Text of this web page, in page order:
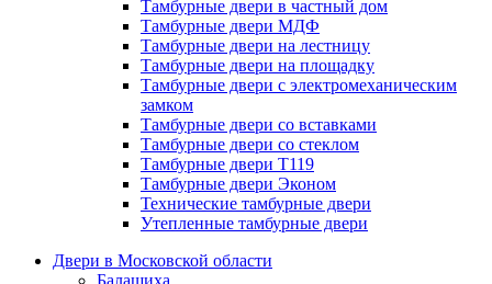
Тамбурные двери в частный дом
Тамбурные двери МДФ
Тамбурные двери на лестницу
Тамбурные двери на площадку
Тамбурные двери с электромеханическим
замком
Тамбурные двери со вставками
Тамбурные двери со стеклом
Тамбурные двери Т119
Тамбурные двери Эконом
Технические тамбурные двери
Утепленные тамбурные двери
Двери в Московской области
Балашиха